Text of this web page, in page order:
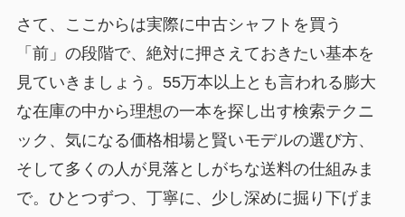
さて、ここからは実際に中古シャフトを買う
「前」の段階で、絶対に押さえておきたい基本を
見ていきましょう。55万本以上とも言われる膨大
な在庫の中から理想の一本を探し出す検索テクニ
ック、気になる価格相場と賢いモデルの選び方、
そして多くの人が見落としがちな送料の仕組みま
で。ひとつずつ、丁寧に、少し深めに掘り下げま